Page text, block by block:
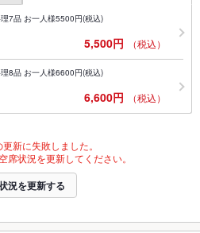
7品 お一人様5500円(税込)
5,500円 （税込）
8品 お一人様6600円(税込)
6,600円 （税込）
新に失敗しました。
席状況を更新してください。
況を更新する